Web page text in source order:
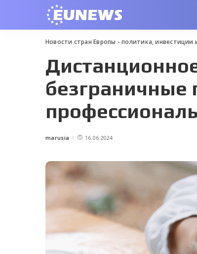
Новости стран Европы - политика, инвестиции
безграничные
Posted
marusia 16.06.2024